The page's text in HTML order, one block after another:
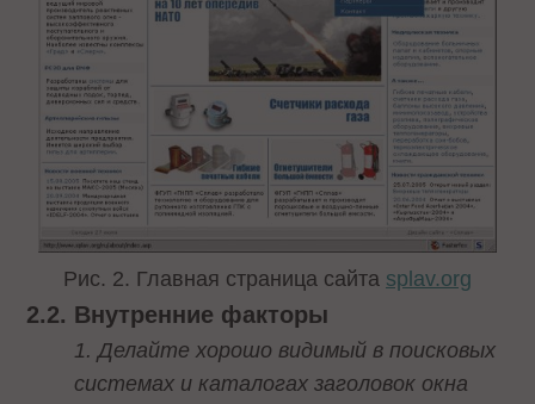
Рис. 2. Главная страница сайта splav.org
2.2. Внутренние факторы
1. Делайте хорошо видимый в поисковых
системах и каталогах заголовок окна